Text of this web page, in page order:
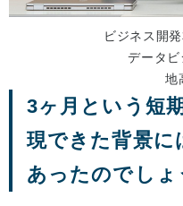
ビジネス開
データビ
地
3ヶ月という短
現できた背景に
あったのでしょ